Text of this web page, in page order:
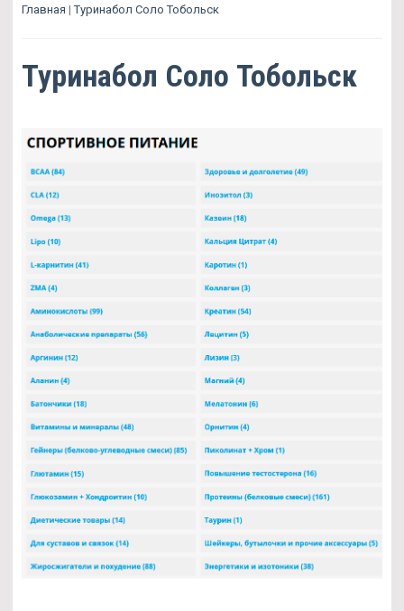
Главная |Туринабол Соло Тобольск
Туринабол Соло Тобольск